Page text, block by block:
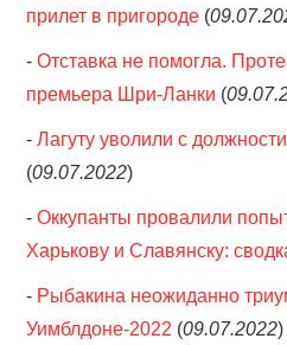
прилет в пригороде (
-Отставка не помогла.
премьера Шри-Ланки (
-Лагуту уволили с
(09.07.2022)
-Оккупанты провалили
Харькову и Славянску:
- Рыбакина неожиданно
Уимблдоне-2022 (09.07.2022)